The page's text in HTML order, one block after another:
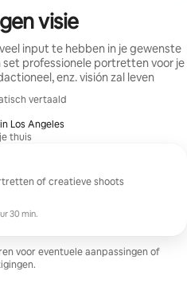
visie
input te hebben in je gewenste
professionele portretten voor je
enz. visión zal leven
vertaald
Los Angeles
thuis
of creatieve shoots
30 min.
voor eventuele aanpassingen of